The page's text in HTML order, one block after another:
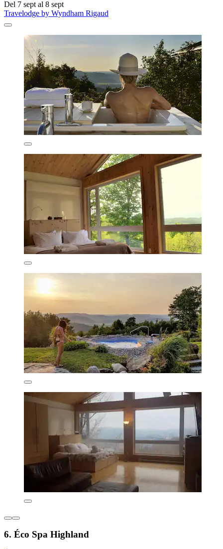
Del 7 sept al 8 sept
Travelodge by Wyndham Rigaud
6. Éco Spa Highland